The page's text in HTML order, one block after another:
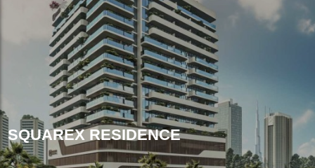
SQUAREX RESIDENCE